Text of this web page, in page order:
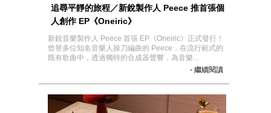
追尋平靜的旅程／新銳製作人 Peece 推首張個
人創作 EP《Oneiric》
新銳音樂製作人 Peece 首張 EP《Oneiric》正式發行！
曾替多位知名音樂人操刀編曲的 Peece，在流行範式的
既有歌曲中，透過獨特的合成器聲響，為音樂...
- 繼續閱讀